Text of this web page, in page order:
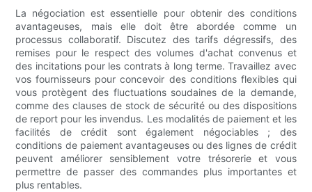
La négociation est essentielle pour obtenir des conditions
avantageuses, mais elle doit être abordée comme un
processus collaboratif. Discutez des tarifs dégressifs, des
remises pour le respect des volumes d'achat convenus et
des incitations pour les contrats à long terme. Travaillez avec
vos fournisseurs pour concevoir des conditions flexibles qui
vous protègent des fluctuations soudaines de la demande,
comme des clauses de stock de sécurité ou des dispositions
de report pour les invendus. Les modalités de paiement et les
facilités de crédit sont également négociables ; des
conditions de paiement avantageuses ou des lignes de crédit
peuvent améliorer sensiblement votre trésorerie et vous
permettre de passer des commandes plus importantes et
plus rentables.